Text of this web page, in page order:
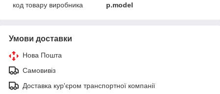
код товару виробника
p.model
Умови доставки
Нова Пошта
Самовивіз
Доставка кур'єром транспортної компанії